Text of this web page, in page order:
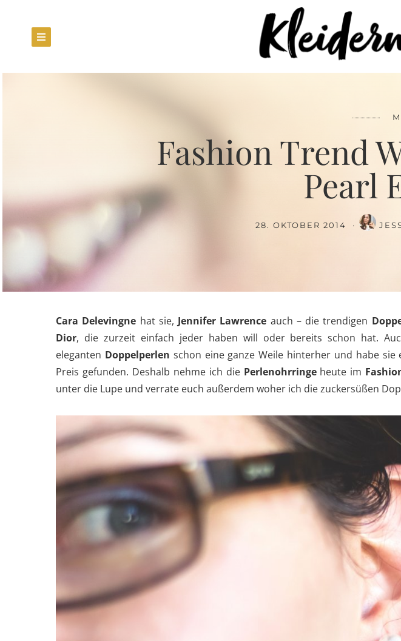
Fashion Trend
Pearl
28. OKTOBER 2014
Cara Delevingne hat sie, Jennifer Lawrence auch – die trendigen
Dior, die zurzeit einfach jeder haben will oder bereits schon hat.
eleganten Doppelperlen schon eine ganze Weile hinterher und habe sie
Preis gefunden. Deshalb nehme ich die Perlenohrringeheute im
unter die Lupe und verrate euch außerdem woher ich die zuckersüßen